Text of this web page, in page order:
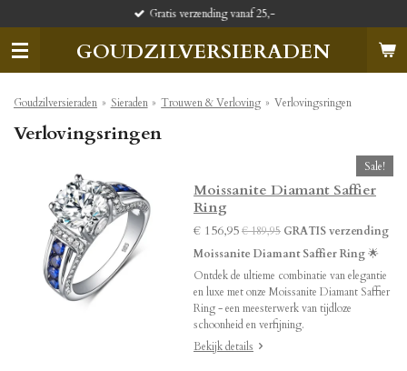
naar
GOUDZILVERSIERADEN
Gratis verzending vanaf 25,-
Goudzilversieraden » Sieraden » Trouwen & Verloving » Verlovingsringen
Verlovingsringen
Sale!
Moissanite Diamant Saffier
Ring
€ 156,95€ 189,95 GRATIS verzending
Moissanite Diamant Saffier Ring🌟
Ontdek de ultieme combinatie van elegantie
en luxe met onze Moissanite Diamant Saffier
Ring - een meesterwerk van tijdloze
schoonheid en verfijning.
Bekijk details